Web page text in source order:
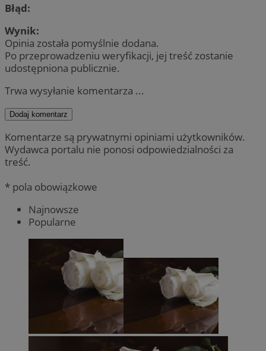
Błąd:
Wynik:
Opinia została pomyślnie dodana.
Po przeprowadzeniu weryfikacji, jej treść zostanie
udostępniona publicznie.
Trwa wysyłanie komentarza ...
Dodaj komentarz
Komentarze są prywatnymi opiniami użytkowników.
Wydawca portalu nie ponosi odpowiedzialności za
treść.
* pola obowiązkowe
Najnowsze
Popularne